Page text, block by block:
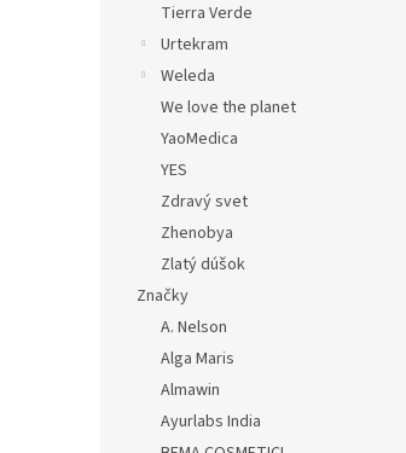
Tierra Verde
Urtekram
Weleda
We love the planet
YaoMedica
YES
Zdravý svet
Zhenobya
Zlatý dúšok
Značky
A. Nelson
Alga Maris
Almawin
Ayurlabs India